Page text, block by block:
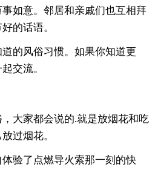
如意。邻居和亲戚们也互相拜
的话语。
的风俗习惯。如果你知道更
交流。
大家都会说的.就是放烟花和吃
过烟花。
验了点燃导火索那一刻的快